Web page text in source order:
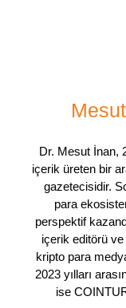
Dr. Mesut İnan,
içerik üreten bir
gazetecisidir.
para
perspektif
içerik editörü
kripto para
2023 yılları
ise